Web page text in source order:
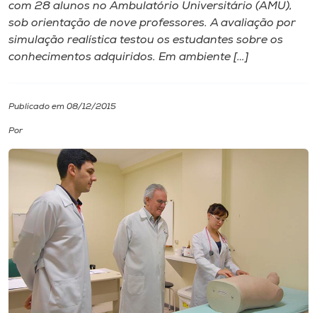
I.nova
Diplomados
Biblioteca
Editora
Rádio
Museu
com 28 alunos no Ambulatório Universitário (AMU),
sob orientação de nove professores. A avaliação por
simulação realística testou os estudantes sobre os
conhecimentos adquiridos. Em ambiente […]
Publicado em 08/12/2015
Por